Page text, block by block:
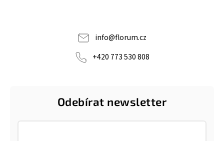
info@florum.cz
+420 773 530 808
Odebírat newsletter